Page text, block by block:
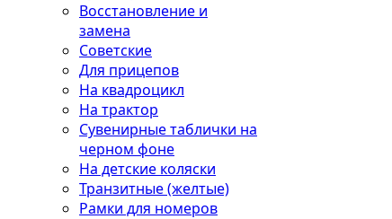
Восстановление и
замена
Советские
Для прицепов
На квадроцикл
На трактор
Сувенирные таблички на
черном фоне
На детские коляски
Транзитные (желтые)
Рамки для номеров